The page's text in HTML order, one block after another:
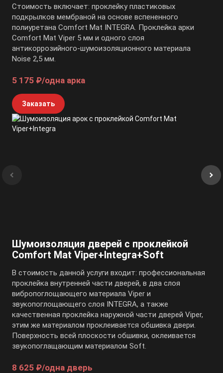
Стоимость включает: проклейку пластиковых
подкрылков мембраной на основе вспененного
полиуретана Comfort Mat INTEGRA. Проклейка арки
Comfort Mat Viper 5 мм и одного слоя
антикоррозийного-шумоизоляционного материала
Noise 2,5 мм.
5 175 ₽/одна арка
Заказать
Шумоизоляция дверей с проклейкой
Comfort Mat Viper+Integra+Soft
В стоимость данной услуги входит: профессиональная
проклейка внутренней части дверей, в два слоя
вибропоглощающего материала Viper и
звукопоглощающего слоя INTEGRA, а также
качественная проклейка наружной части дверей Viper,
этим же материалом проклеивается обшивка двери.
Поверхность всей плоскости обшивки, оклеивается
звукопоглащающим материалом Soft.
8 625 ₽/одна дверь